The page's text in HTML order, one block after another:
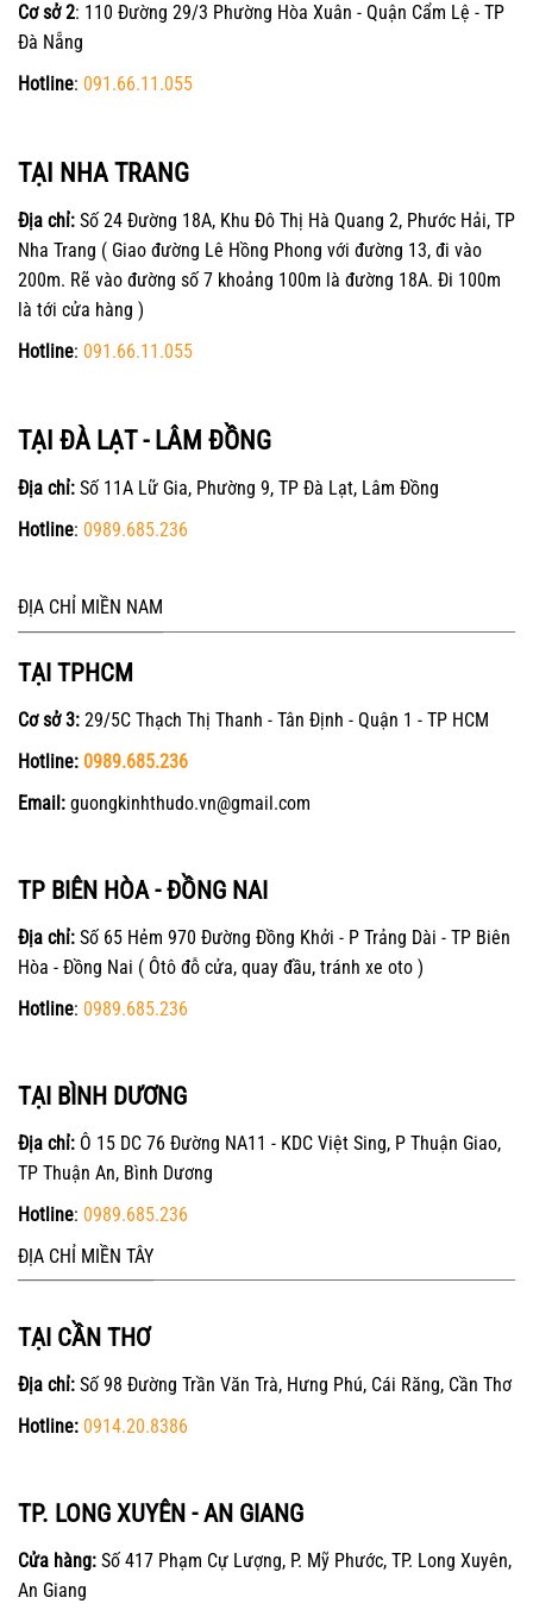
Cơ sở 2: 110 Đường 29/3 Phường Hòa Xuân - Quận Cẩm Lệ - TP
Đà Nẵng
Hotline: 091.66.11.055
TẠI NHA TRANG
Địa chỉ: Số 24 Đường 18A, Khu Đô Thị Hà Quang 2, Phước Hải, TP
Nha Trang ( Giao đường Lê Hồng Phong với đường 13, đi vào
200m. Rẽ vào đường số 7 khoảng 100m là đường 18A. Đi 100m
là tới cửa hàng )
Hotline: 091.66.11.055
TẠI ĐÀ LẠT - LÂM ĐỒNG
Địa chỉ: Số 11A Lữ Gia, Phường 9, TP Đà Lạt, Lâm Đồng
Hotline: 0989.685.236
ĐỊA CHỈ MIỀN NAM
TẠI TPHCM
Cơ sở 3: 29/5C Thạch Thị Thanh - Tân Định - Quận 1 - TP HCM
Hotline: 0989.685.236
Email: guongkinhthudo.vn@gmail.com
TP BIÊN HÒA - ĐỒNG NAI
Địa chỉ: Số 65 Hẻm 970 Đường Đồng Khởi - P Trảng Dài - TP Biên
Hòa - Đồng Nai ( Ôtô đỗ cửa, quay đầu, tránh xe oto )
Hotline: 0989.685.236
TẠI BÌNH DƯƠNG
Địa chỉ: Ô 15 DC 76 Đường NA11 - KDC Việt Sing, P Thuận Giao,
TP Thuận An, Bình Dương
Hotline: 0989.685.236
ĐỊA CHỈ MIỀN TÂY
TẠI CẦN THƠ
Địa chỉ: Số 98 Đường Trần Văn Trà, Hưng Phú, Cái Răng, Cần Thơ
Hotline: 0914.20.8386
TP. LONG XUYÊN - AN GIANG
Cửa hàng: Số 417 Phạm Cự Lượng, P. Mỹ Phước, TP. Long Xuyên,
An Giang